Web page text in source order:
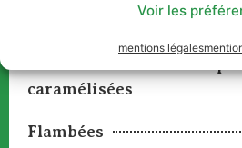
Voir les
mentions légales
caramélisées
Flambées